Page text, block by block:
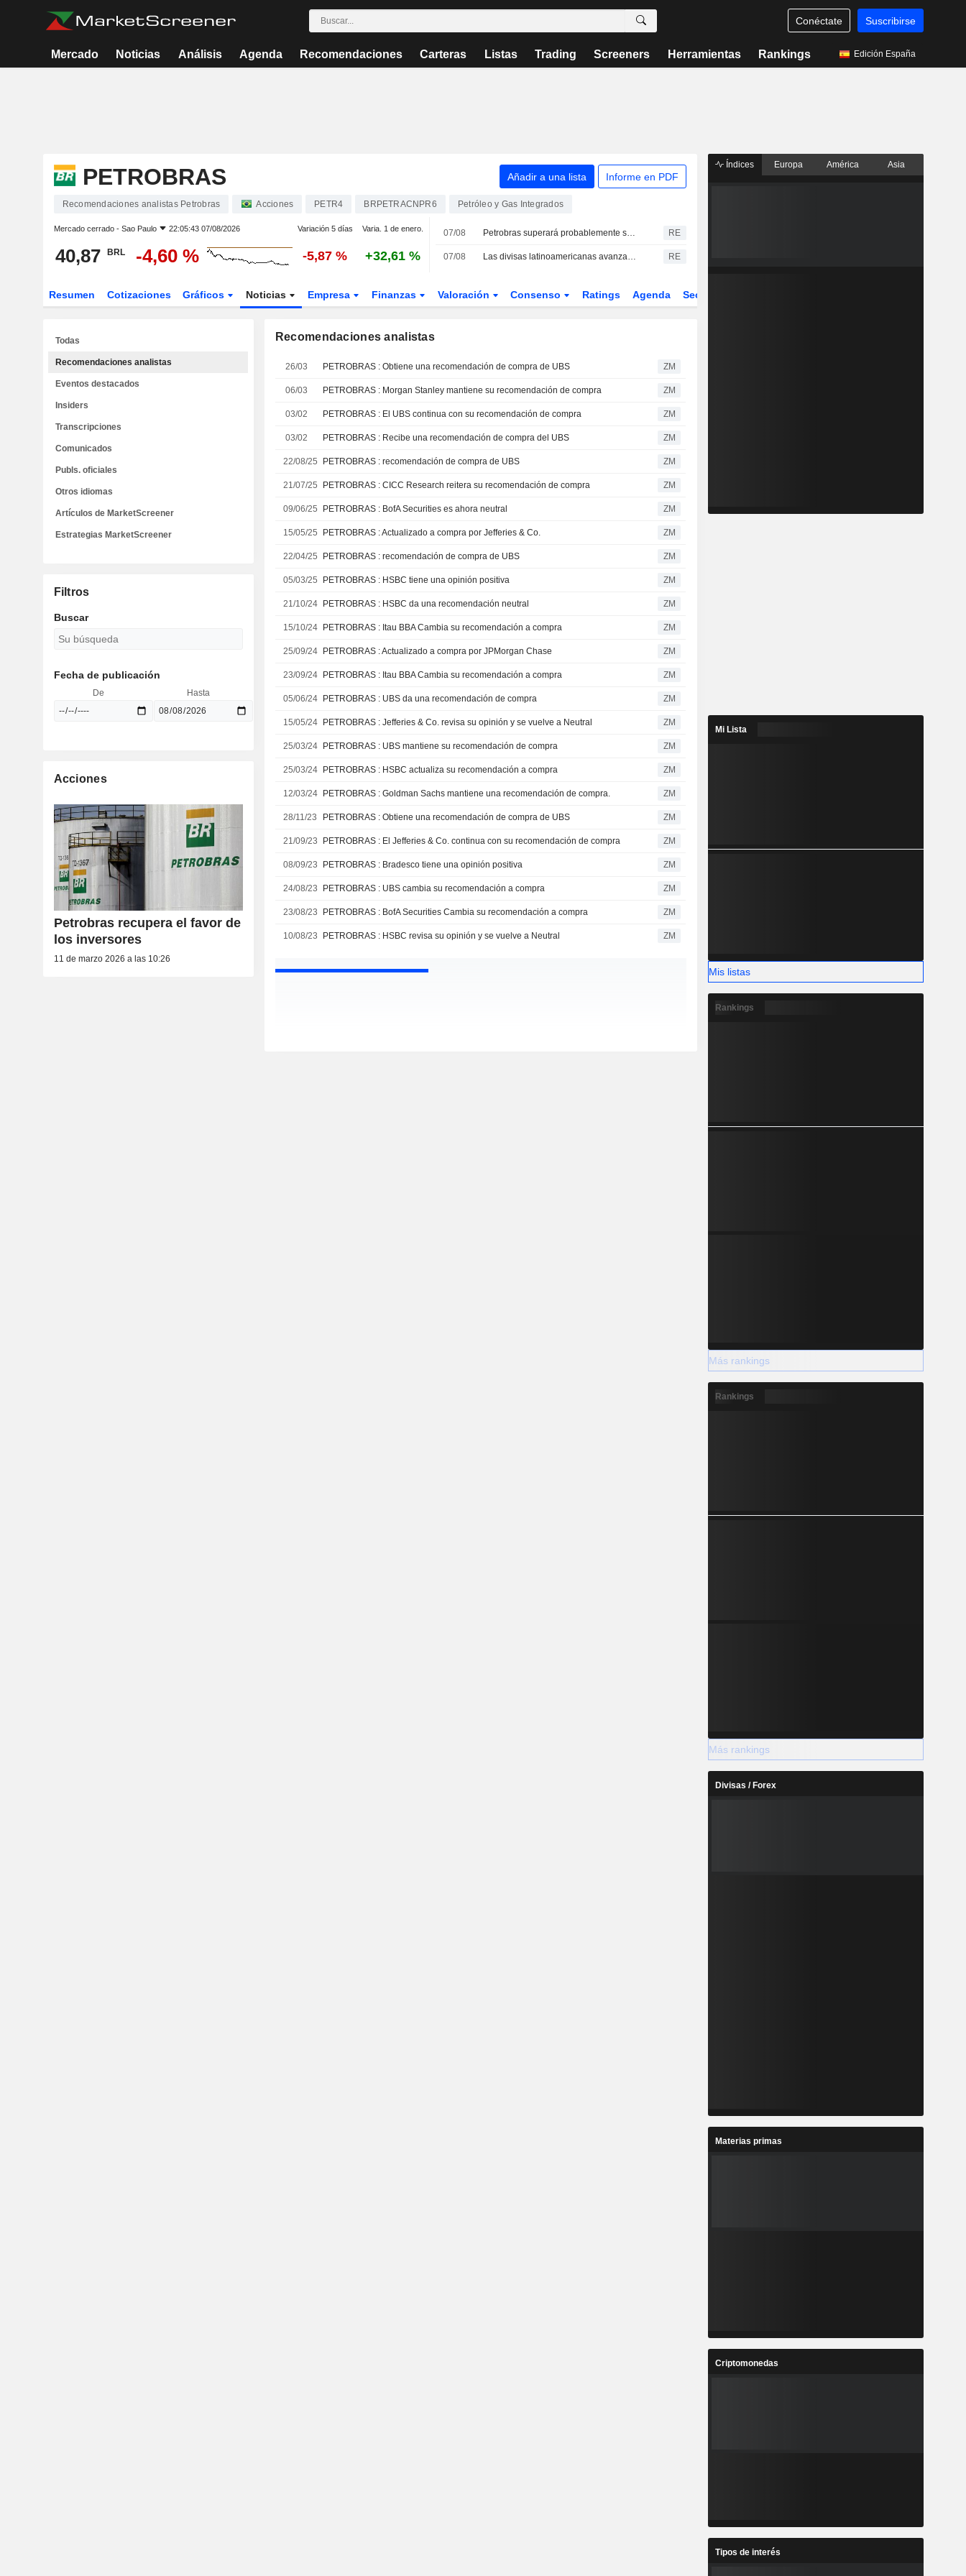
Conéctate Suscribirse
Mercado Noticias Análisis Agenda Recomendaciones Carteras Listas Trading Screeners Herramientas Rankings Edición España
PETROBRAS Añadir a una lista Informe en PDF
Recomendaciones analistas Petrobras Acciones PETR4 BRPETRACNPR6 Petróleo y Gas Integrados
Mercado cerrado - Sao Paulo 22:05:43 07/08/2026 Variación 5 días Varia. 1 de enero.
40,87 BRL -4,60 % -5,87 % +32,61 %
07/08 Petrobras superará probablemente sus objetivos de producción de crudo para 2026, según su consejera delegada RE
07/08 Las divisas latinoamericanas avanzan ante la debilidad del empleo en EE. UU., que lastra al dólar; signo mixto en las bolsas RE
Resumen Cotizaciones Gráficos Noticias Empresa Finanzas Valoración Consenso Ratings Agenda Sector
Recomendaciones analistas
26/03 PETROBRAS : Obtiene una recomendación de compra de UBS ZM
06/03 PETROBRAS : Morgan Stanley mantiene su recomendación de compra ZM
03/02 PETROBRAS : El UBS continua con su recomendación de compra ZM
03/02 PETROBRAS : Recibe una recomendación de compra del UBS ZM
22/08/25 PETROBRAS : recomendación de compra de UBS ZM
21/07/25 PETROBRAS : CICC Research reitera su recomendación de compra ZM
09/06/25 PETROBRAS : BofA Securities es ahora neutral ZM
15/05/25 PETROBRAS : Actualizado a compra por Jefferies & Co. ZM
22/04/25 PETROBRAS : recomendación de compra de UBS ZM
05/03/25 PETROBRAS : HSBC tiene una opinión positiva ZM
21/10/24 PETROBRAS : HSBC da una recomendación neutral ZM
15/10/24 PETROBRAS : Itau BBA Cambia su recomendación a compra ZM
25/09/24 PETROBRAS : Actualizado a compra por JPMorgan Chase ZM
23/09/24 PETROBRAS : Itau BBA Cambia su recomendación a compra ZM
05/06/24 PETROBRAS : UBS da una recomendación de compra ZM
15/05/24 PETROBRAS : Jefferies & Co. revisa su opinión y se vuelve a Neutral ZM
25/03/24 PETROBRAS : UBS mantiene su recomendación de compra ZM
25/03/24 PETROBRAS : HSBC actualiza su recomendación a compra ZM
12/03/24 PETROBRAS : Goldman Sachs mantiene una recomendación de compra. ZM
28/11/23 PETROBRAS : Obtiene una recomendación de compra de UBS ZM
21/09/23 PETROBRAS : El Jefferies & Co. continua con su recomendación de compra ZM
08/09/23 PETROBRAS : Bradesco tiene una opinión positiva ZM
24/08/23 PETROBRAS : UBS cambia su recomendación a compra ZM
23/08/23 PETROBRAS : BofA Securities Cambia su recomendación a compra ZM
10/08/23 PETROBRAS : HSBC revisa su opinión y se vuelve a Neutral ZM
Todas
Recomendaciones analistas
Eventos destacados
Insiders
Transcripciones
Comunicados
Publs. oficiales
Otros idiomas
Artículos de MarketScreener
Estrategias MarketScreener
Filtros
Buscar
Fecha de publicación
De Hasta
Acciones
Petrobras recupera el favor de
los inversores
11 de marzo 2026 a las 10:26
Índices Europa América Asia
Mi Lista
Mis listas
Rankings
Más rankings
Rankings
Más rankings
Divisas / Forex
Materias primas
Criptomonedas
Tipos de interés